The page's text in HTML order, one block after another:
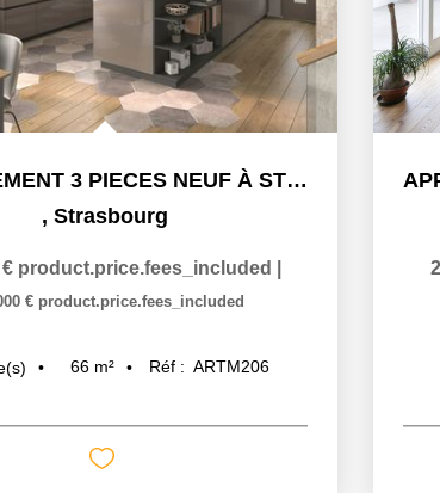
APPARTEMENT 3 PIECES NEUF À STRASBOURG ART MODERNE - GARE
, Strasbourg
product.price.fees_included
€ product.price.fees_included
66 m² Réf : ARTM206